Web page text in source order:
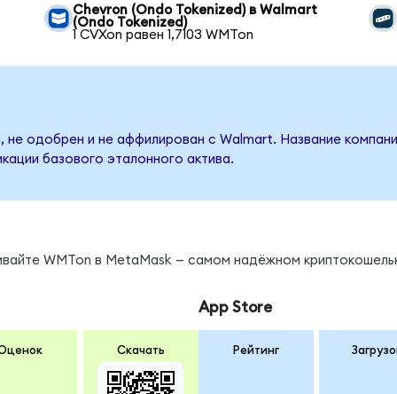
Chevron (Ondo Tokenized) в Walmart
(Ondo Tokenized)
1 CVXon равен 1,7103 WMTon
одобрен и не аффилирован с Walmart. Название
базового эталонного актива.
WMTon в MetaMask — самом надёжном
Скачать
App Store
Рейтинг